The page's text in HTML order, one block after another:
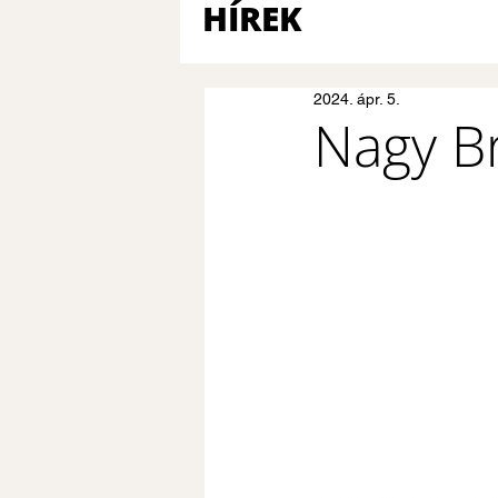
HÍREK
Nagy
2024. ápr. 5.